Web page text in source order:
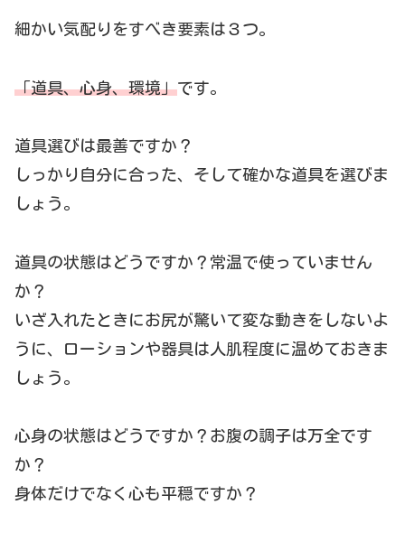
細かい気配りをすべき要素は３つ。
「道具、心身、環境」です。
道具選びは最善ですか？
しっかり自分に合った、そして確かな道具を選びま
しょう。
道具の状態はどうですか？常温で使っていません
か？
いざ入れたときにお尻が驚いて変な動きをしないよ
うに、ローションや器具は人肌程度に温めておきま
しょう。
心身の状態はどうですか？お腹の調子は万全です
か？
身体だけでなく心も平穏ですか？